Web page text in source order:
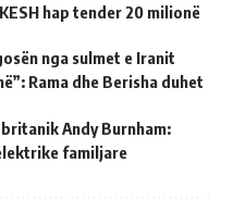
hap tender 20 milionë
nga sulmet e Iranit
Rama dhe Berisha duhet
Andy Burnham:
familjare